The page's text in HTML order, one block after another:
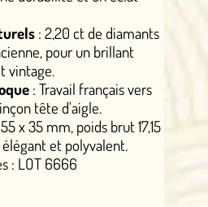
: 2,20 ct de diamants
pour un brillant
vintage.
: Travail français vers
tête d'aigle.
x 35 mm, poids brut 17,15
et polyvalent.
: LOT 6666